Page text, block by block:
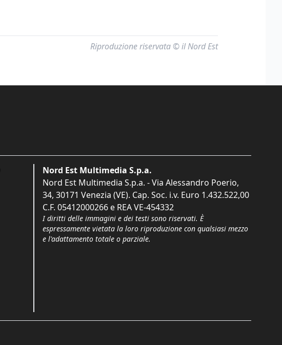
Riproduzione riservata © il Nord Est
Nord Est Multimedia S.p.a.
Nord Est Multimedia S.p.a. - Via Alessandro Poerio,
34, 30171 Venezia (VE). Cap. Soc. i.v. Euro 1.432.522,00
C.F. 05412000266 e REA VE-454332
I diritti delle immagini e dei testi sono riservati. È
espressamente vietata la loro riproduzione con qualsiasi mezzo
e l'adattamento totale o parziale.